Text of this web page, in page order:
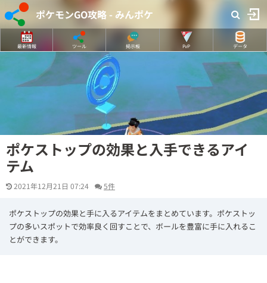
ポケモンGO攻略 - みんポケ
最新情報 ツール 掲示板 PvP データ
ポケストップの効果と入手できるアイ
テム
2021年12月21日 07:24 5件
ポケストップの効果と手に入るアイテムをまとめています。ポケストッ
プの多いスポットで効率良く回すことで、ボールを豊富に手に入れるこ
とができます。